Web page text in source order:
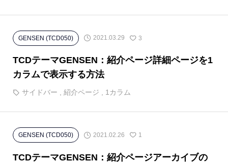
GENSEN (TCD050) 2021.03.29 3
TCDテーマGENSEN：紹介ページ詳細ページを1
カラムで表示する方法
サイドバー 紹介ページ 1カラム
GENSEN (TCD050) 2021.02.26 1
TCDテーマGENSEN：紹介ページアーカイブの